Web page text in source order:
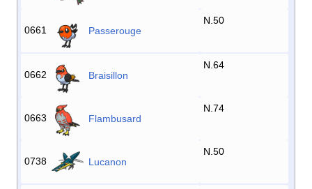
0661 Passerouge
N.50
0662 Braisillon
N.64
0663 Flambusard
N.74
0738 Lucanon
N.50